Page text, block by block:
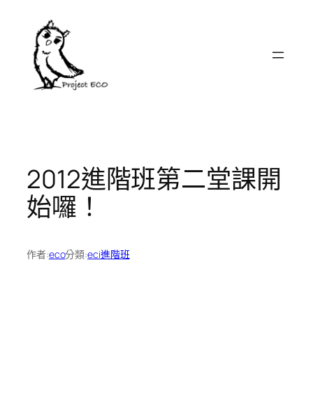
2012進階班第二堂課開
始囉！
作者:eco分類:eci進階班